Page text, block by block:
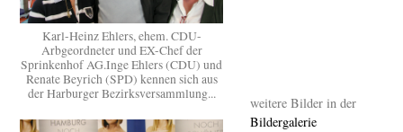
Karl-Heinz Ehlers, ehem. CDU-
Arbgeordneter und EX-Chef der
Sprinkenhof AG.Inge Ehlers (CDU) und
Renate Beyrich (SPD) kennen sich aus
der Harburger Bezirksversammlung...
weitere Bilder in der
Bildergalerie